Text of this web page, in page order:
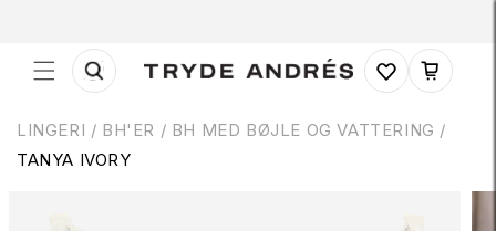
Indkøbskurv
LINGERI / BH'ER / BH MED BØJLE OG VATTERING /
TANYA IVORY